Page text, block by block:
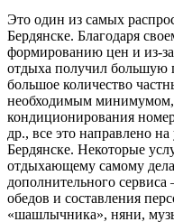
Это один из самых
Бердянске. Благодаря
формированию цен и из-
отдыха получил большую
большое количество
необходимым минимумом,
кондиционирования
др., все это направлено
Бердянске. Некоторые
отдыхающему самому
дополнительного
обедов и составления
«шашлычника», няни,